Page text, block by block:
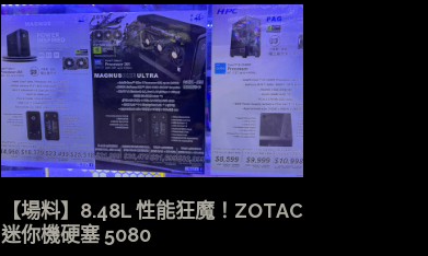
【場料】8.48L 性能狂魔！ZOTAC
迷你機硬塞 5080